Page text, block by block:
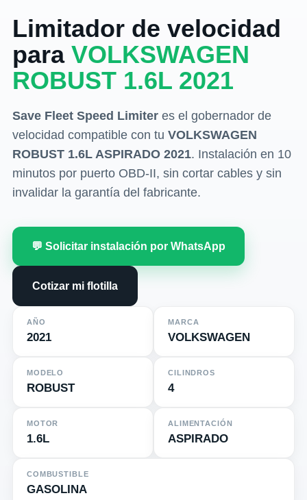
Limitador de velocidad
para VOLKSWAGEN
ROBUST 1.6L 2021
Save Fleet Speed Limiteres el gobernador de
velocidad compatible con tu VOLKSWAGEN
ROBUST 1.6L ASPIRADO 2021. Instalación en 10
minutos por puerto OBD-II, sin cortar cables y sin
invalidar la garantía del fabricante.
💬 Solicitar instalación por WhatsApp
Cotizar mi flotilla
AÑO
2021
MARCA
VOLKSWAGEN
MODELO
ROBUST
CILINDROS
4
MOTOR
1.6L
ALIMENTACIÓN
ASPIRADO
COMBUSTIBLE
GASOLINA